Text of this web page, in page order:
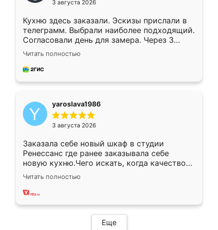
3 августа 2026
Кухню здесь заказали. Эскизы прислали в
телеграмм. Выбрали наиболее подходящий.
Согласовали день для замера. Через 3
недели кухня была уже готова. Остались
довольны работой. Спасибо Ренессанс
мебель за качественную работу!
Читать полностью
yaroslava1986
3 августа 2026
Заказала себе новый шкаф в студии
Ренессанс где ранее заказывала себе
новую кухню.Чего искать, когда качеством
вполне довольна. Служит кухня уже почти
два года, нареканий нет.
Читать полностью
Еще